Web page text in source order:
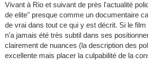
Vivant à Rio et suivant de près l'actualité
de elite" presque comme un documentaire
de vrai dans tout ce qui y est décrit. Si le
n'a jamais été très subtil dans ses
clairement de nuances (la description des
excellente mais placer la culpabilité de la